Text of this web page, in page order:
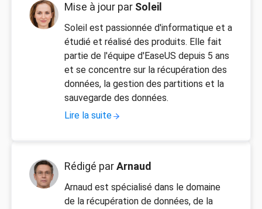
Mise à jour par Soleil
Soleil est passionnée d'informatique et a
étudié et réalisé des produits. Elle fait
partie de l'équipe d'EaseUS depuis 5 ans
et se concentre sur la récupération des
données, la gestion des partitions et la
sauvegarde des données.
Lire la suite
Rédigé parArnaud
Arnaud est spécialisé dans le domaine
de la récupération de données, de la